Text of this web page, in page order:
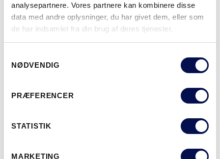
analysepartnere. Vores partnere kan kombinere disse
data med andre oplysninger, du har givet dem, eller som
de har indsamlet fra din brug af deres tjenester.
NØDVENDIG
PRÆFERENCER
STATISTIK
MARKETING
MERE
MODULSTØRRELSER
DOWNLOAD BROCHURE KONTAKT OS